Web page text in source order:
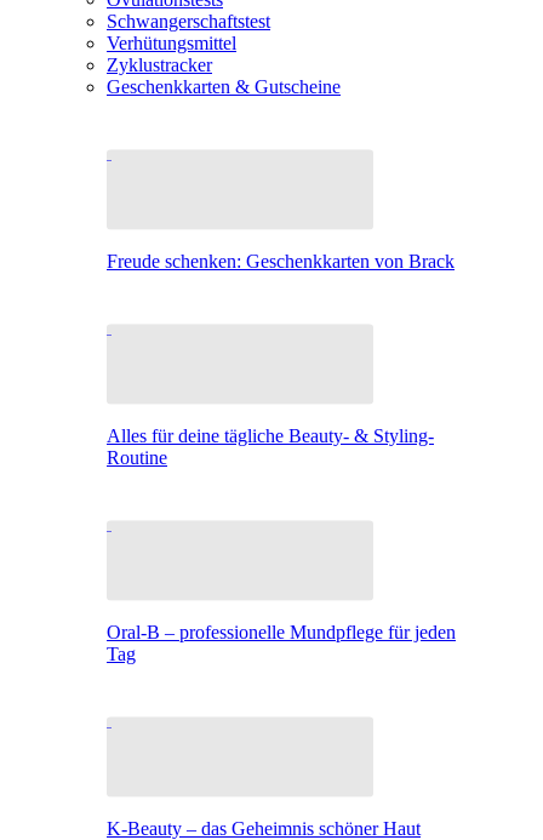
Schwangerschaftstest
Verhütungsmittel
Zyklustracker
Geschenkkarten & Gutscheine
Freude schenken: Geschenkkarten von Brack
Alles für deine tägliche Beauty- & Styling-
Routine
Oral-B – professionelle Mundpflege für jeden
Tag
K-Beauty – das Geheimnis schöner Haut